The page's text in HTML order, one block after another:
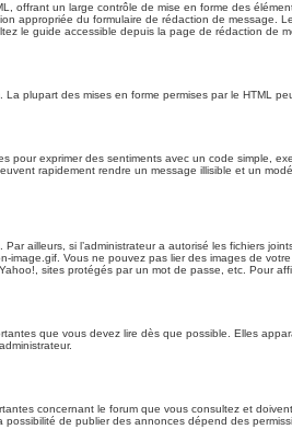
offrant un large contrôle de mise en forme des
appropriée du formulaire de rédaction de message.
le guide accessible depuis la page de rédaction de
plupart des mises en forme permises par le HTML
pour exprimer des sentiments avec un code simple,
rapidement rendre un message illisible et un
ailleurs, si l’administrateur a autorisé les fichiers
image.gif. Vous ne pouvez pas lier des images de
sites protégés par un mot de passe, etc. Pour
que vous devez lire dès que possible. Elles
concernant le forum que vous consultez et
de publier des annonces dépend des